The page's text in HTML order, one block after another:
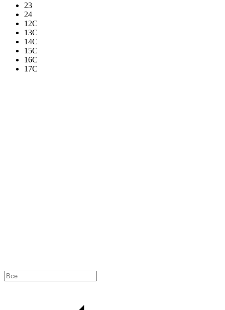
23
24
12C
13C
14C
15C
16C
17C